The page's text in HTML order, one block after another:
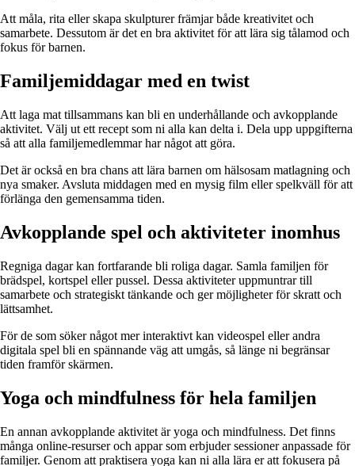
Att måla, rita eller skapa skulpturer främjar både kreativitet och
samarbete. Dessutom är det en bra aktivitet för att lära sig tålamod och
fokus för barnen.
Familjemiddagar med en twist
Att laga mat tillsammans kan bli en underhållande och avkopplande
aktivitet. Välj ut ett recept som ni alla kan delta i. Dela upp uppgifterna
så att alla familjemedlemmar har något att göra.
Det är också en bra chans att lära barnen om hälsosam matlagning och
nya smaker. Avsluta middagen med en mysig film eller spelkväll för att
förlänga den gemensamma tiden.
Avkopplande spel och aktiviteter inomhus
Regniga dagar kan fortfarande bli roliga dagar. Samla familjen för
brädspel, kortspel eller pussel. Dessa aktiviteter uppmuntrar till
samarbete och strategiskt tänkande och ger möjligheter för skratt och
lättsamhet.
För de som söker något mer interaktivt kan videospel eller andra
digitala spel bli en spännande väg att umgås, så länge ni begränsar
tiden framför skärmen.
Yoga och mindfulness för hela familjen
En annan avkopplande aktivitet är yoga och mindfulness. Det finns
många online-resurser och appar som erbjuder sessioner anpassade för
familjer. Genom att praktisera yoga kan ni alla lära er att fokusera på